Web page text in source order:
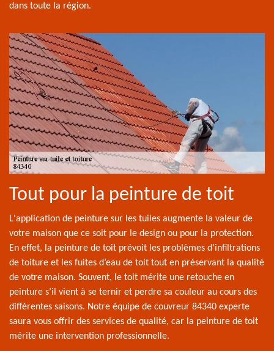
dans toute la région.
Tout pour la peinture de toit
L'application de peinture sur les tuiles augmente la valeur de
votre maison que ce soit pour le design ou pour la protection.
En effet, la peinture de toit prévoit les problèmes d’infiltrations
de toiture et les fuites d’eau de toit tout en préservant la qualité
de votre maison. Souvent, le toit mérite une retouche en
peinture s’il vient à se ternir et perdre sa couleur au cours des
différentes saisons. Notre équipe de couvreur 84340 experte
saura vous offrir des services de qualité, car la peinture de toit
mérite une intervention professionnelle.